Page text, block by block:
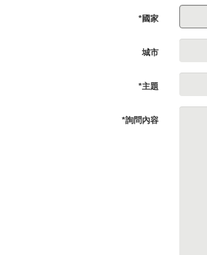
*國家
城市
*主題
*詢問內容